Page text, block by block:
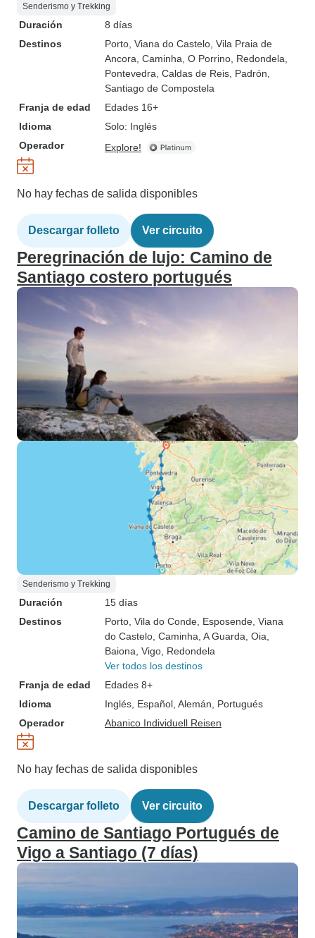
Senderismo y Trekking
Duración
8 días
Destinos
Porto , Viana do Castelo , Vila Praia de
Ancora , Caminha , O Porrino , Redondela
Pontevedra , Caldas de Reis , Padrón
Santiago de Compostela
Franja de edad
Edades 16+
Idioma
Solo: Inglés
Operador
Explore!
No hay fechas de salida disponibles
Descargar folleto Ver circuito
Peregrinación de lujo: Camino de
Santiago costero portugués
Senderismo y Trekking
Duración
15 días
Destinos
Porto , Vila do Conde , Esposende , Viana
do Castelo , Caminha , A Guarda , Oia
Baiona , Vigo , Redondela
Ver todos los destinos
Franja de edad
Edades 8+
Idioma
Inglés, Español, Alemán, Portugués
Operador
Abanico Individuell Reisen
No hay fechas de salida disponibles
Descargar folleto Ver circuito
Camino de Santiago Portugués de
Vigo a Santiago (7 días)